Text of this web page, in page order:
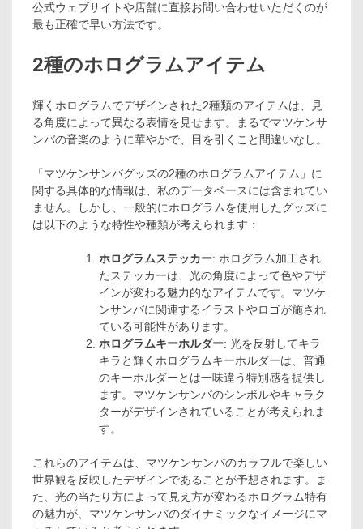
公式ウェブサイトや店舗に直接お問い合わせいただくのが
最も正確で早い方法です。
2種のホログラムアイテム
輝くホログラムでデザインされた2種類のアイテムは、見
る角度によって異なる表情を見せます。まるでマツケンサ
ンバの音楽のように華やかで、目を引くこと間違いなし。
「マツケンサンバグッズの2種のホログラムアイテム」に
関する具体的な情報は、私のデータベースには含まれてい
ません。しかし、一般的にホログラムを使用したグッズに
は以下のような特性や種類が考えられます：
ホログラムステッカー: ホログラム加工され
たステッカーは、光の角度によって色やデザ
インが変わる魅力的なアイテムです。マツケ
ンサンバに関連するイラストやロゴが施され
ている可能性があります。
ホログラムキーホルダー: 光を反射してキラ
キラと輝くホログラムキーホルダーは、普通
のキーホルダーとは一味違う特別感を提供し
ます。マツケンサンバのシンボルやキャラク
ターがデザインされていることが考えられま
す。
これらのアイテムは、マツケンサンバのカラフルで楽しい
世界観を反映したデザインであることが予想されます。ま
た、光の当たり方によって見え方が変わるホログラム特有
の魅力が、マツケンサンバのダイナミックなイメージにマ